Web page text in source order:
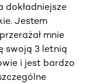
dokładniejsze
Jestem
mnie
swoją 3 letnią
i jest bardzo